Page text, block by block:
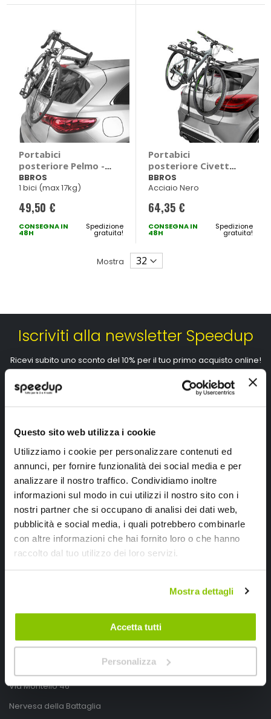
Questo sito web utilizza i cookie
Utilizziamo i cookie per personalizzare contenuti ed
annunci, per fornire funzionalità dei social media e per
analizzare il nostro traffico. Condividiamo inoltre
informazioni sul modo in cui utilizzi il nostro sito con i
nostri partner che si occupano di analisi dei dati web,
pubblicità e social media, i quali potrebbero combinarle
con altre informazioni che hai fornito loro o che hanno
raccolto dal tuo utilizzo dei loro servizi.
Mostra dettagli
Accetta tutti
Personalizza
Portabici
posteriore Pelmo -
BBROS
BBROS
1 bici (max 17kg)
49,50 €
CONSEGNA IN
48H
Spedizione
gratuita!
Portabici
posteriore Civetta -
BBROS
BBROS
Acciaio Nero
64,35 €
CONSEGNA IN
48H
Spedizione
gratuita!
Mostra
Iscriviti alla newsletter Speedup
Ricevi subito uno sconto del 10% per il tuo primo acquisto online!
Ho letto e accettato il documentoprivacy policy
Iscrivimi
Segui SPEEDUP.IT
Via Montello 46
Nervesa della Battaglia